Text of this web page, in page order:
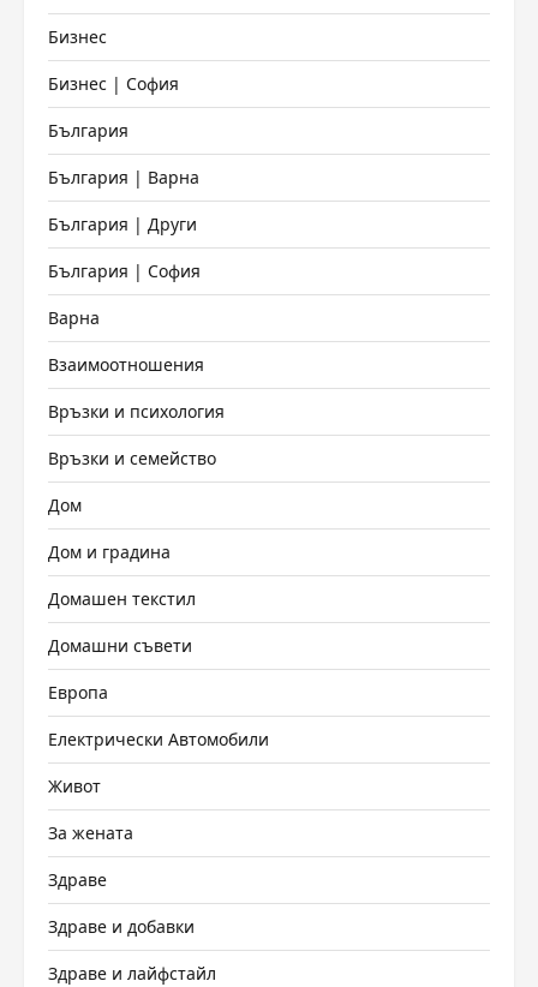
Бизнес
Бизнес | София
България
България | Варна
България | Други
България | София
Варна
Взаимоотношения
Връзки и психология
Връзки и семейство
Дом
Дом и градина
Домашен текстил
Домашни съвети
Европа
Електрически Автомобили
Живот
За жената
Здраве
Здраве и добавки
Здраве и лайфстайл